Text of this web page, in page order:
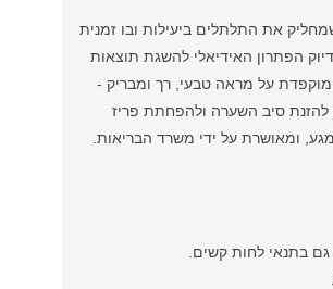
את התלתלים ביעילות ובו זמנית
הפתרון האידיאלי להשגת תוצאות
על מראה טבעי, רך ומבריק -
להזנת סיב השערה ולהפחתת פריז
ומאושרת על ידי משרד הבריאות.
בתנאי לחות קשים.